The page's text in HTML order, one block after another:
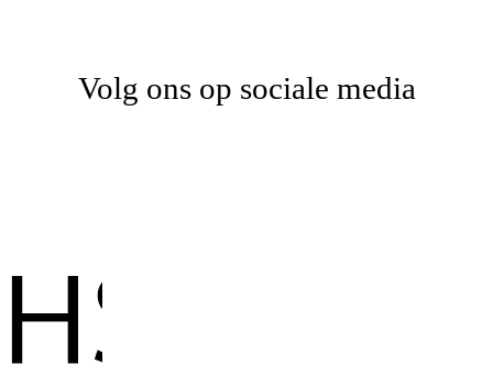
Volg ons op sociale media